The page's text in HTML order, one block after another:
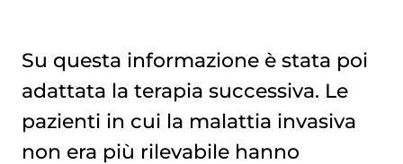
Su questa informazione è stata poi
adattata la terapia successiva. Le
pazienti in cui la malattia invasiva
non era più rilevabile hanno